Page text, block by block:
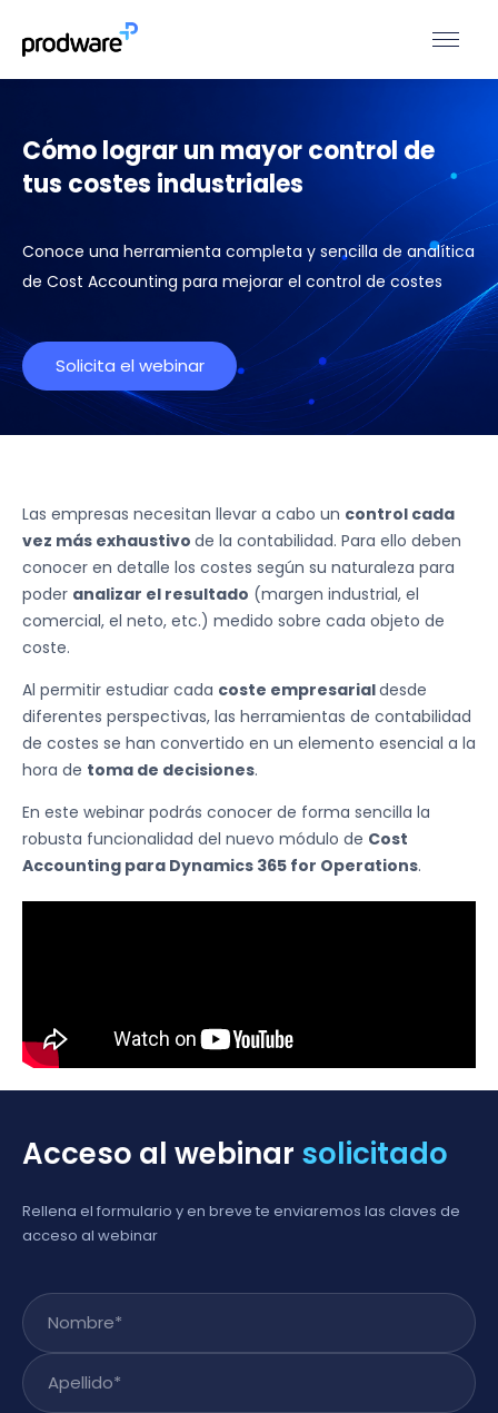
Cómo lograr un mayor control de
tus costes industriales
Conoce una herramienta completa y sencilla de analítica
de Cost Accounting para mejorar el control de costes
Solicita el webinar
Las empresas necesitan llevar a cabo un control cada
vez más exhaustivo de la contabilidad. Para ello deben
conocer en detalle los costes según su naturaleza para
poder analizar el resultado (margen industrial, el
comercial, el neto, etc.) medido sobre cada objeto de
coste.
Al permitir estudiar cada coste empresarialdesde
diferentes perspectivas, las herramientas de contabilidad
de costes se han convertido en un elemento esencial a la
hora de toma de decisiones.
En este webinar podrás conocer de forma sencilla la
robusta funcionalidad del nuevo módulo de Cost
Accounting para Dynamics 365 for Operations.
Acceso al webinar solicitado
Rellena el formulario y en breve te enviaremos las claves de
acceso al webinar
Nombre
Apellido